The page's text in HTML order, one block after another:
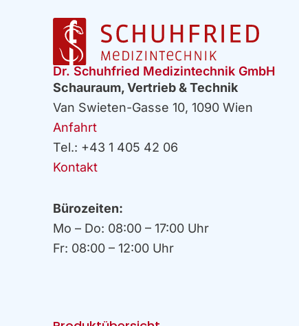
Dr. Schuhfried Medizintechnik GmbH
Schauraum, Vertrieb & Technik
Van Swieten-Gasse 10, 1090 Wien
Anfahrt
Tel.: +43 1 405 42 06
Kontakt
Bürozeiten:
Mo – Do: 08:00 – 17:00 Uhr
Fr: 08:00 – 12:00 Uhr